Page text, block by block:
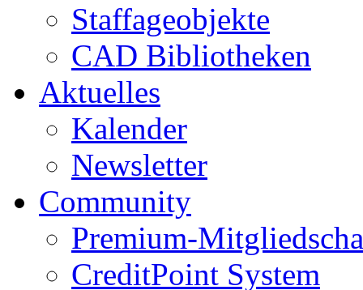
Staffageobjekte
CAD Bibliotheken
Aktuelles
Kalender
Newsletter
Community
Premium-
CreditPoint System